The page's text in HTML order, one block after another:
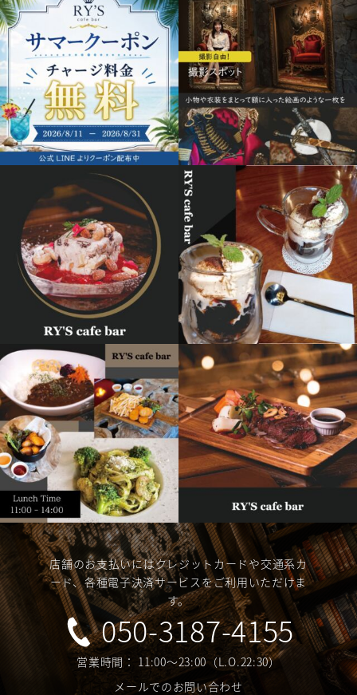
店舗のお支払いにはクレジットカードや交通系カ
ード、各種電子決済サービスをご利用いただけま
す。
050-3187-4155
営業時間： 11:00～23:00（L.O.22:30）
メールでのお問い合わせ